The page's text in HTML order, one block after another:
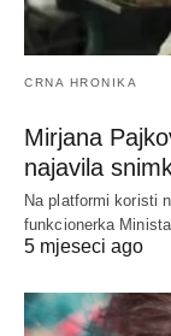
CRNA HRONIKA
Mirjana
najavila
Na platformi koristi
funkcionerka
5 mjeseci ago